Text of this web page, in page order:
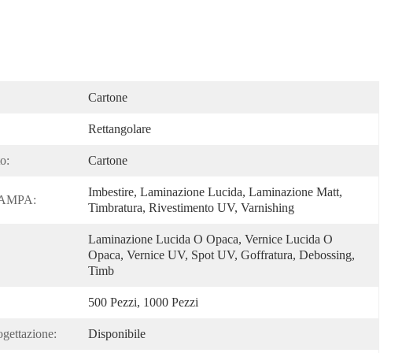
Cartone
Rettangolare
Cartone
Imbestire, Laminazione Lucida, Laminazione Matt,
Timbratura, Rivestimento UV, Varnishing
Laminazione Lucida O Opaca, Vernice Lucida O
Opaca, Vernice UV, Spot UV, Goffratura, Debossing,
Timb
500 Pezzi, 1000 Pezzi
Disponibile